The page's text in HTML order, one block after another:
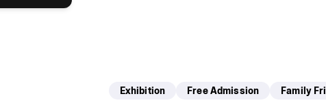
Exhibition Free Admission Family